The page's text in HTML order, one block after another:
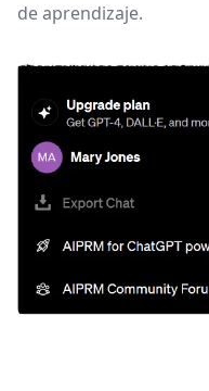
de aprendizaje.